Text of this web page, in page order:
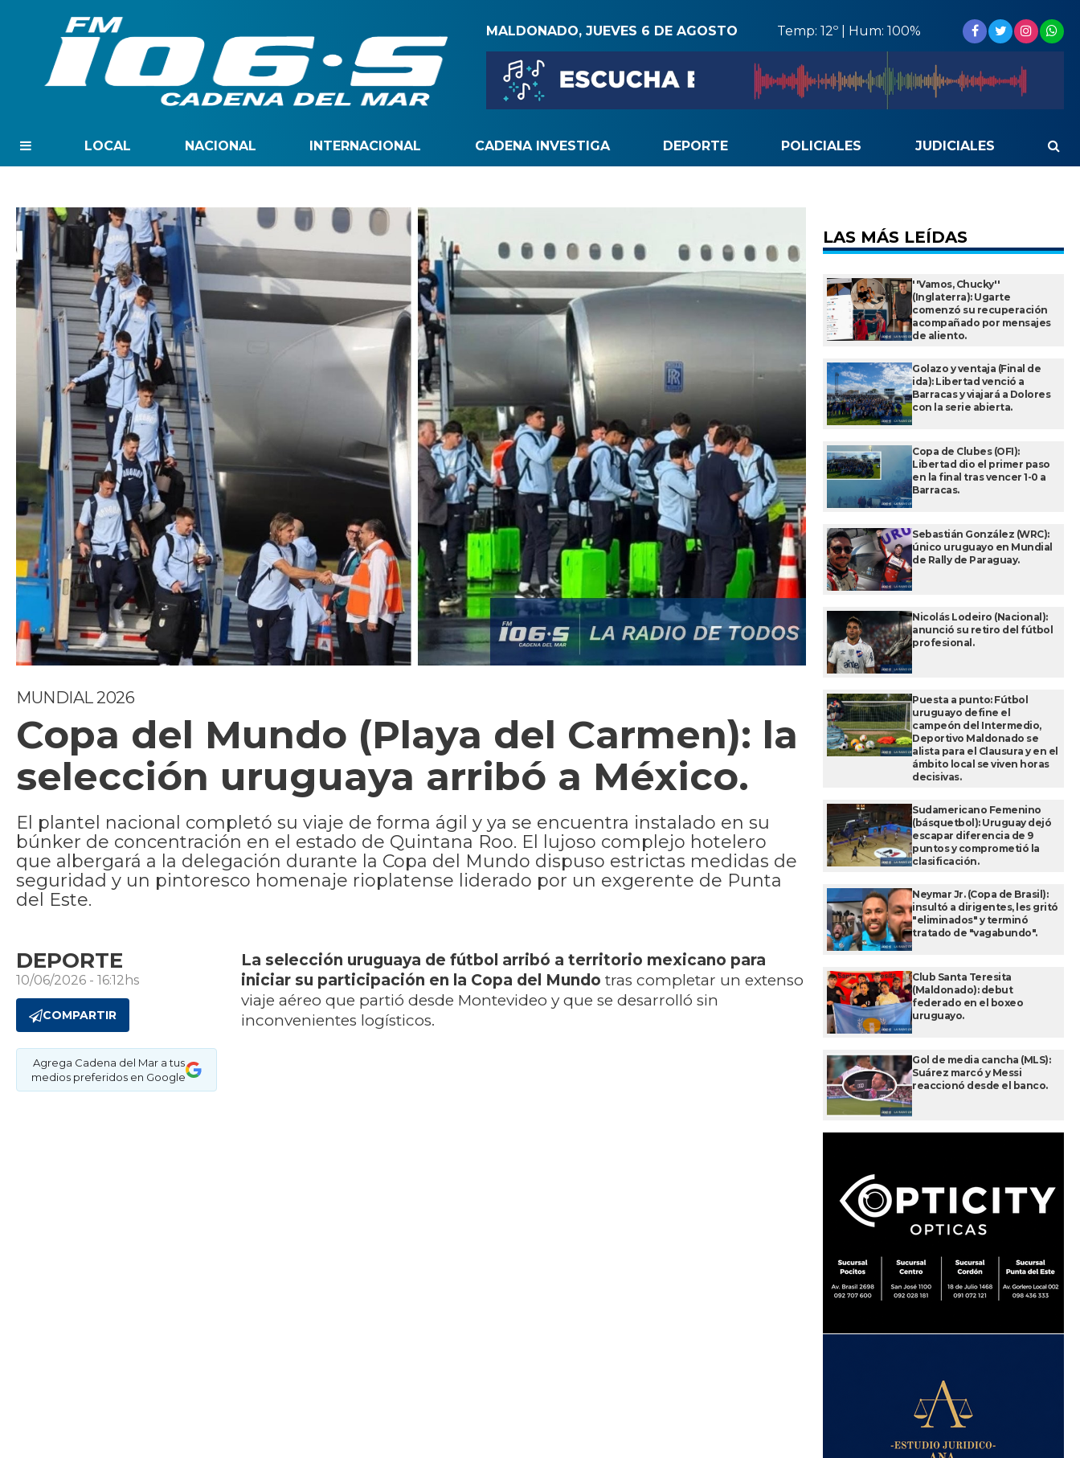
MALDONADO, JUEVES 6 DE AGOSTO Temp: 12º | Hum: 100%
LOCAL NACIONAL INTERNACIONAL CADENA INVESTIGA DEPORTE POLICIALES JUDICIALES
MUNDIAL 2026
Copa del Mundo (Playa del Carmen): la
selección uruguaya arribó a México.
El plantel nacional completó su viaje de forma ágil y ya se encuentra instalado en su
búnker de concentración en el estado de Quintana Roo. El lujoso complejo hotelero
que albergará a la delegación durante la Copa del Mundo dispuso estrictas medidas de
seguridad y un pintoresco homenaje rioplatense liderado por un exgerente de Punta
del Este.
DEPORTE
10/06/2026 - 16:12hs
COMPARTIR
Agrega Cadena del Mar a tus
medios preferidos en Google
La selección uruguaya de fútbol arribó a territorio mexicano para
iniciar su participación en la Copa del Mundo tras completar un extenso
viaje aéreo que partió desde Montevideo y que se desarrolló sin
inconvenientes logísticos.
LAS MÁS LEÍDAS
''Vamos, Chucky''
(Inglaterra): Ugarte
comenzó su recuperación
acompañado por mensajes
de aliento.
Golazo y ventaja (Final de
ida): Libertad venció a
Barracas y viajará a Dolores
con la serie abierta.
Copa de Clubes (OFI):
Libertad dio el primer paso
en la final tras vencer 1-0 a
Barracas.
Sebastián González (WRC):
único uruguayo en Mundial
de Rally de Paraguay.
Nicolás Lodeiro (Nacional):
anunció su retiro del fútbol
profesional.
Puesta a punto: Fútbol
uruguayo define el
campeón del Intermedio,
Deportivo Maldonado se
alista para el Clausura y en el
ámbito local se viven horas
decisivas.
Sudamericano Femenino
(básquetbol): Uruguay dejó
escapar diferencia de 9
puntos y comprometió la
clasificación.
Neymar Jr. (Copa de Brasil):
insultó a dirigentes, les gritó
"eliminados" y terminó
tratado de "vagabundo".
Club Santa Teresita
(Maldonado): debut
federado en el boxeo
uruguayo.
Gol de media cancha (MLS):
Suárez marcó y Messi
reaccionó desde el banco.